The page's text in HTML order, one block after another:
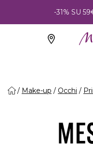
-31% SU
Make-up Occhi